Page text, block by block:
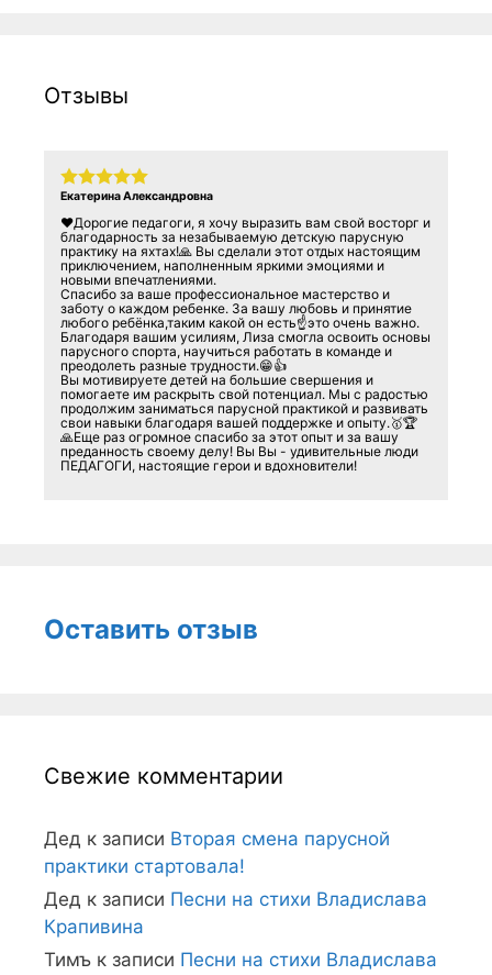
Отзывы
Екатерина Александровна
❤️Дорогие педагоги, я хочу выразить вам свой восторг и
благодарность за незабываемую детскую парусную
практику на яхтах!🙏 Вы сделали этот отдых настоящим
приключением, наполненным яркими эмоциями и
новыми впечатлениями.
Спасибо за ваше профессиональное мастерство и
заботу о каждом ребенке. За вашу любовь и принятие
любого ребёнка,таким какой он есть☝️это очень важно.
Благодаря вашим усилиям, Лиза смогла освоить основы
парусного спорта, научиться работать в команде и
преодолеть разные трудности.😁👍
Вы мотивируете детей на большие свершения и
помогаете им раскрыть свой потенциал. Мы с радостью
продолжим заниматься парусной практикой и развивать
свои навыки благодаря вашей поддержке и опыту.🥇🏆
🙏Еще раз огромное спасибо за этот опыт и за вашу
преданность своему делу! Вы Вы - удивительные люди
ПЕДАГОГИ, настоящие герои и вдохновители!
Оставить отзыв
Свежие комментарии
Дед к записи Вторая смена парусной
практики стартовала!
Дед к записи Песни на стихи Владислава
Крапивина
Тимъ к записи Песни на стихи Владислава